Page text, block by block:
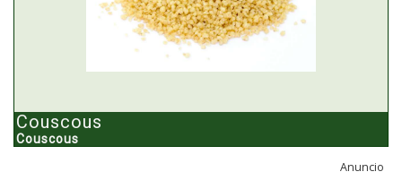
Couscous
Couscous
Anuncio